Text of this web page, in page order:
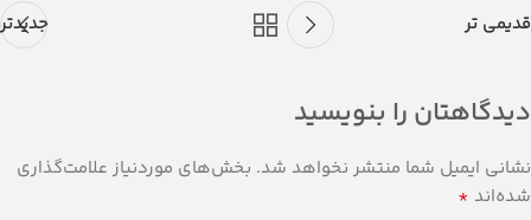
جدیدتر قدیمی تر
دیدگاهتان را بنویسید
نشانی ایمیل شما منتشر نخواهد شد. بخش‌های موردنیاز علامت‌گذاری
شده‌اند *